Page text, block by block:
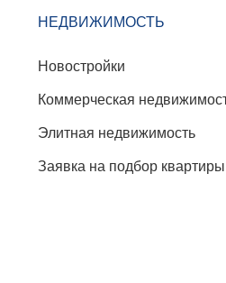
НЕДВИЖИМОСТЬ
Новостройки
Коммерческая
Элитная недвижимость
Заявка на подбор квартиры